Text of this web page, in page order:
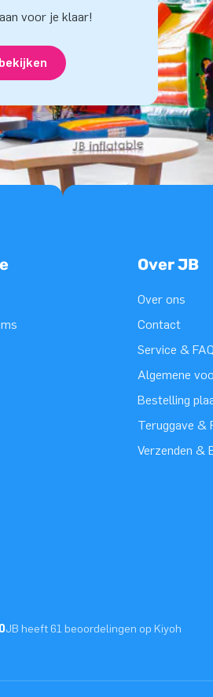
voor je klaar!
Over JB
Over ons
Contact
Service & FAQ
Algemene
Bestelling
Teruggave &
Verzenden &
JB heeft 61 beoordelingen op Kiyoh